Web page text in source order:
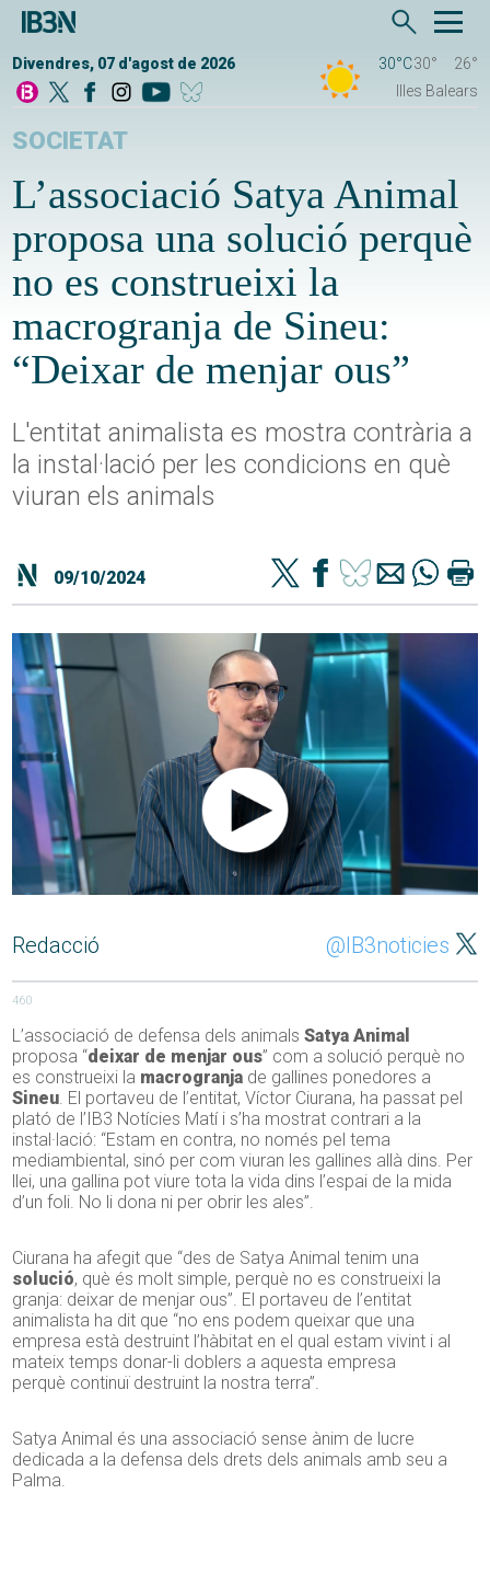
Divendres, 07 d'agost de 2026 30°C30°
26°
Illes Balears
SOCIETAT
L’associació Satya Animal
proposa una solució perquè
no es construeixi la
macrogranja de Sineu:
“Deixar de menjar ous”
L'entitat animalista es mostra contrària a
la instal·lació per les condicions en què
viuran els animals
09/10/2024
Redacció @IB3noticies
460
L’associació de defensa dels animalsSatya Animal
proposa “deixar de menjar ous” com a solució perquè no
es construeixi la macrogranja de gallines ponedores a
Sineu. El portaveu de l’entitat, Víctor Ciurana, ha passat pel
plató de l’IB3 Notícies Matí i s’ha mostrat contrari a la
instal·lació: “Estam en contra, no només pel tema
mediambiental, sinó per com viuran les gallines allà dins. Per
llei, una gallina pot viure tota la vida dins l’espai de la mida
d’un foli. No li dona ni per obrir les ales”.
Ciurana ha afegit que “des de Satya Animal tenim una
solució, què és molt simple, perquè no es construeixi la
granja: deixar de menjar ous”. El portaveu de l’entitat
animalista ha dit que “no ens podem queixar que una
empresa està destruint l’hàbitat en el qual estam vivint i al
mateix temps donar-li doblers a aquesta empresa
perquè continuï destruint la nostra terra”.
Satya Animal és una associació sense ànim de lucre
dedicada a la defensa dels drets dels animals amb seu a
Palma.